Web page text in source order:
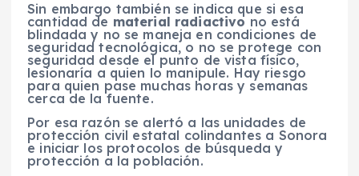
Sin embargo también se indica que si esa
cantidad de material radiactivo no está
blindada y no se maneja en condiciones de
seguridad tecnológica, o no se protege con
seguridad desde el punto de vista físico,
lesionaría a quien lo manipule. Hay riesgo
para quien pase muchas horas y semanas
cerca de la fuente.
Por esa razón se alertó a las unidades de
protección civil estatal colindantes a Sonora
e iniciar los protocolos de búsqueda y
protección a la población.